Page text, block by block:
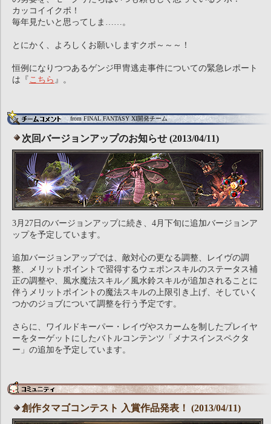
カッコイイクポ！
毎年見たいと思ってしま……。
とにかく、よろしくお願いしますクポ～～～！
恒例になりつつあるゲンジ甲冑逃走事件についての緊急レポート
は『 こちら 』。
from FINAL FANTASY XI開発チーム
次回バージョンアップのお知らせ (2013/04/11)
3月27日のバージョンアップに続き、4月下旬に追加バージョンア
ップを予定しています。
追加バージョンアップでは、敵対心の更なる調整、レイヴの調
整、メリットポイントで習得するウェポンスキルのステータス補
正の調整や、風水魔法スキル／風水鈴スキルが追加されることに
伴うメリットポイントの魔法スキルの上限引き上げ、そしていく
つかのジョブについて調整を行う予定です。
さらに、ワイルドキーパー・レイヴやスカームを制したプレイヤ
ーをターゲットにしたバトルコンテンツ「メナスインスペクタ
ー」の追加を予定しています。
創作タマゴコンテスト 入賞作品発表！ (2013/04/11)